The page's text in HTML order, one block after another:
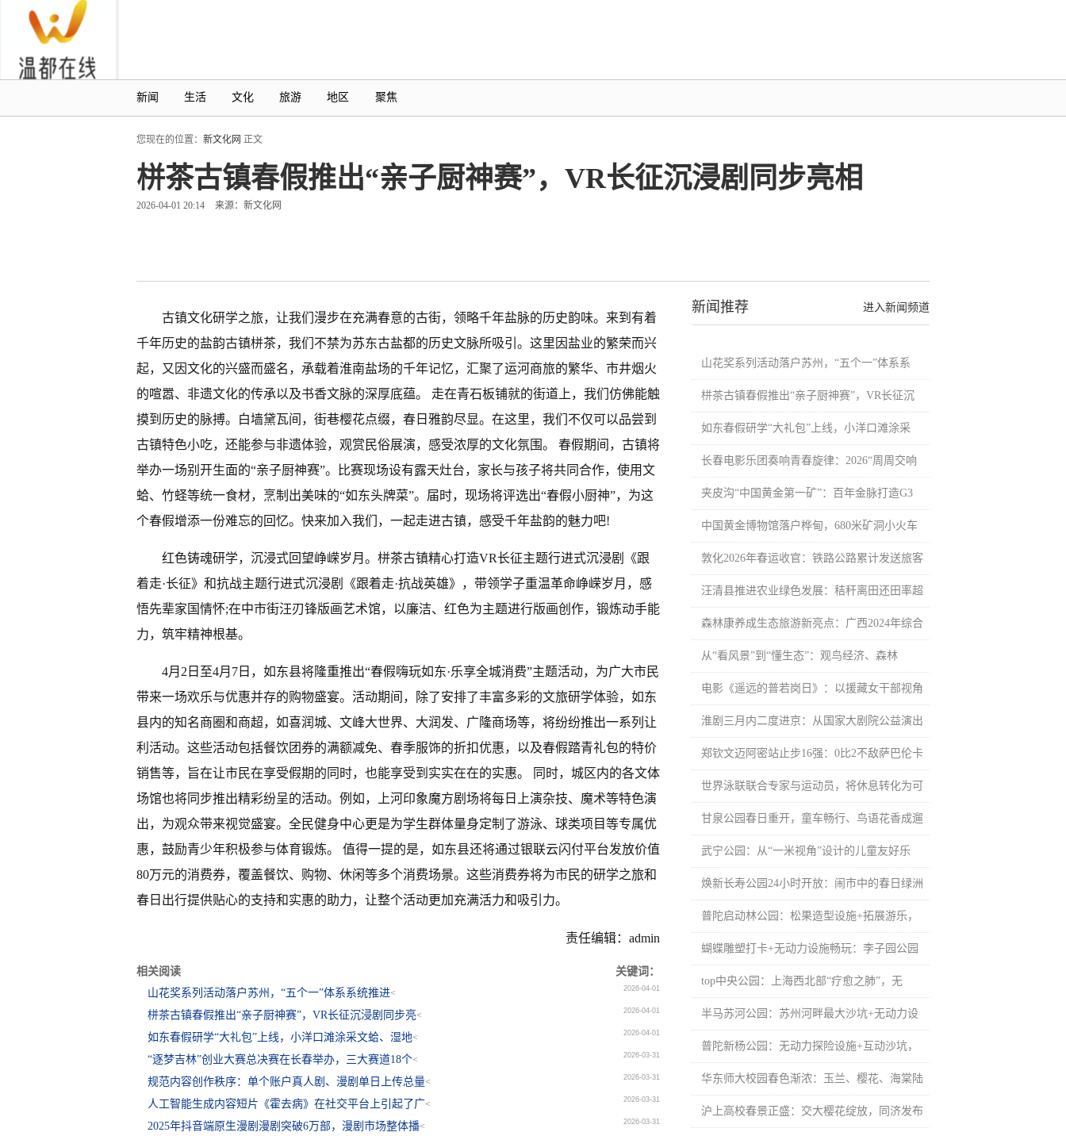
新闻 生活 文化 旅游 地区 聚焦
您现在的位置： 新文化网 正文
栟茶古镇春假推出“亲子厨神赛”，VR长征沉浸剧同步亮相
2026-04-01 20:14 来源：新文化网
古镇文化研学之旅，让我们漫步在充满春意的古街，领略千年盐脉的历史韵味。来到有着
千年历史的盐韵古镇栟茶，我们不禁为苏东古盐都的历史文脉所吸引。这里因盐业的繁荣而兴
起，又因文化的兴盛而盛名，承载着淮南盐场的千年记忆，汇聚了运河商旅的繁华、市井烟火
的喧嚣、非遗文化的传承以及书香文脉的深厚底蕴。 走在青石板铺就的街道上，我们仿佛能触
摸到历史的脉搏。白墙黛瓦间，街巷樱花点缀，春日雅韵尽显。在这里，我们不仅可以品尝到
古镇特色小吃，还能参与非遗体验，观赏民俗展演，感受浓厚的文化氛围。 春假期间，古镇将
举办一场别开生面的“亲子厨神赛”。比赛现场设有露天灶台，家长与孩子将共同合作，使用文
蛤、竹蛏等统一食材，烹制出美味的“如东头牌菜”。届时，现场将评选出“春假小厨神”，为这
个春假增添一份难忘的回忆。快来加入我们，一起走进古镇，感受千年盐韵的魅力吧!
红色铸魂研学，沉浸式回望峥嵘岁月。栟茶古镇精心打造VR长征主题行进式沉浸剧《跟
着走·长征》和抗战主题行进式沉浸剧《跟着走·抗战英雄》，带领学子重温革命峥嵘岁月，感
悟先辈家国情怀;在中市街汪刃锋版画艺术馆，以廉洁、红色为主题进行版画创作，锻炼动手能
力，筑牢精神根基。
4月2日至4月7日，如东县将隆重推出“春假嗨玩如东·乐享全城消费”主题活动，为广大市民
带来一场欢乐与优惠并存的购物盛宴。活动期间，除了安排了丰富多彩的文旅研学体验，如东
县内的知名商圈和商超，如喜润城、文峰大世界、大润发、广隆商场等，将纷纷推出一系列让
利活动。这些活动包括餐饮团券的满额减免、春季服饰的折扣优惠，以及春假踏青礼包的特价
销售等，旨在让市民在享受假期的同时，也能享受到实实在在的实惠。 同时，城区内的各文体
场馆也将同步推出精彩纷呈的活动。例如，上河印象魔方剧场将每日上演杂技、魔术等特色演
出，为观众带来视觉盛宴。全民健身中心更是为学生群体量身定制了游泳、球类项目等专属优
惠，鼓励青少年积极参与体育锻炼。 值得一提的是，如东县还将通过银联云闪付平台发放价值
80万元的消费券，覆盖餐饮、购物、休闲等多个消费场景。这些消费券将为市民的研学之旅和
春日出行提供贴心的支持和实惠的助力，让整个活动更加充满活力和吸引力。
责任编辑：admin
相关阅读
关键词：
山花奖系列活动落户苏州，“五个一”体系系统推进< 2026-04-01
栟茶古镇春假推出“亲子厨神赛”，VR长征沉浸剧同步亮< 2026-04-01
如东春假研学“大礼包”上线，小洋口滩涂采文蛤、湿地< 2026-04-01
“逐梦吉林”创业大赛总决赛在长春举办，三大赛道18个< 2026-03-31
规范内容创作秩序：单个账户真人剧、漫剧单日上传总量< 2026-03-31
人工智能生成内容短片《霍去病》在社交平台上引起了广< 2026-03-31
2025年抖音端原生漫剧漫剧突破6万部，漫剧市场整体播< 2026-03-31
进入新闻频道
新闻推荐
山花奖系列活动落户苏州，“五个一”体系系
栟茶古镇春假推出“亲子厨神赛”，VR长征沉
如东春假研学“大礼包”上线，小洋口滩涂采
长春电影乐团奏响青春旋律：2026“周周交响
夹皮沟“中国黄金第一矿”：百年金脉打造G3
中国黄金博物馆落户桦甸，680米矿洞小火车
敦化2026年春运收官：铁路公路累计发送旅客
汪清县推进农业绿色发展：秸秆离田还田率超
森林康养成生态旅游新亮点：广西2024年综合
从“看风景”到“懂生态”：观鸟经济、森林
电影《遥远的普若岗日》：以援藏女干部视角
淮剧三月内二度进京：从国家大剧院公益演出
郑钦文迈阿密站止步16强：0比2不敌萨巴伦卡
世界泳联联合专家与运动员，将休息转化为可
甘泉公园春日重开，童车畅行、鸟语花香成遛
武宁公园：从“一米视角”设计的儿童友好乐
焕新长寿公园24小时开放：闹市中的春日绿洲
普陀启动林公园：松果造型设施+拓展游乐，
蝴蝶雕塑打卡+无动力设施畅玩：李子园公园
top中央公园：上海西北部“疗愈之肺”，无
半马苏河公园：苏州河畔最大沙坑+无动力设
普陀新杨公园：无动力探险设施+互动沙坑，
华东师大校园春色渐浓：玉兰、樱花、海棠陆
沪上高校春景正盛：交大樱花绽放，同济发布